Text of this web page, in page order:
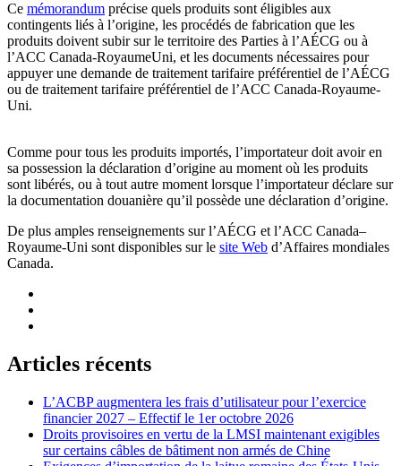
Ce mémorandum précise quels produits sont éligibles aux
contingents liés à l’origine, les procédés de fabrication que les
produits doivent subir sur le territoire des Parties à l’AÉCG ou à
l’ACC Canada-RoyaumeUni, et les documents nécessaires pour
appuyer une demande de traitement tarifaire préférentiel de l’AÉCG
ou de traitement tarifaire préférentiel de l’ACC Canada-Royaume-
Uni.
Comme pour tous les produits importés, l’importateur doit avoir en
sa possession la déclaration d’origine au moment où les produits
sont libérés, ou à tout autre moment lorsque l’importateur déclare sur
la documentation douanière qu’il possède une déclaration d’origine.
De plus amples renseignements sur l’AÉCG et l’ACC Canada–
Royaume-Uni sont disponibles sur le site Web d’Affaires mondiales
Canada.
Articles récents
L’ACBP augmentera les frais d’utilisateur pour l’exercice
financier 2027 – Effectif le 1er octobre 2026
Droits provisoires en vertu de la LMSI maintenant exigibles
sur certains câbles de bâtiment non armés de Chine